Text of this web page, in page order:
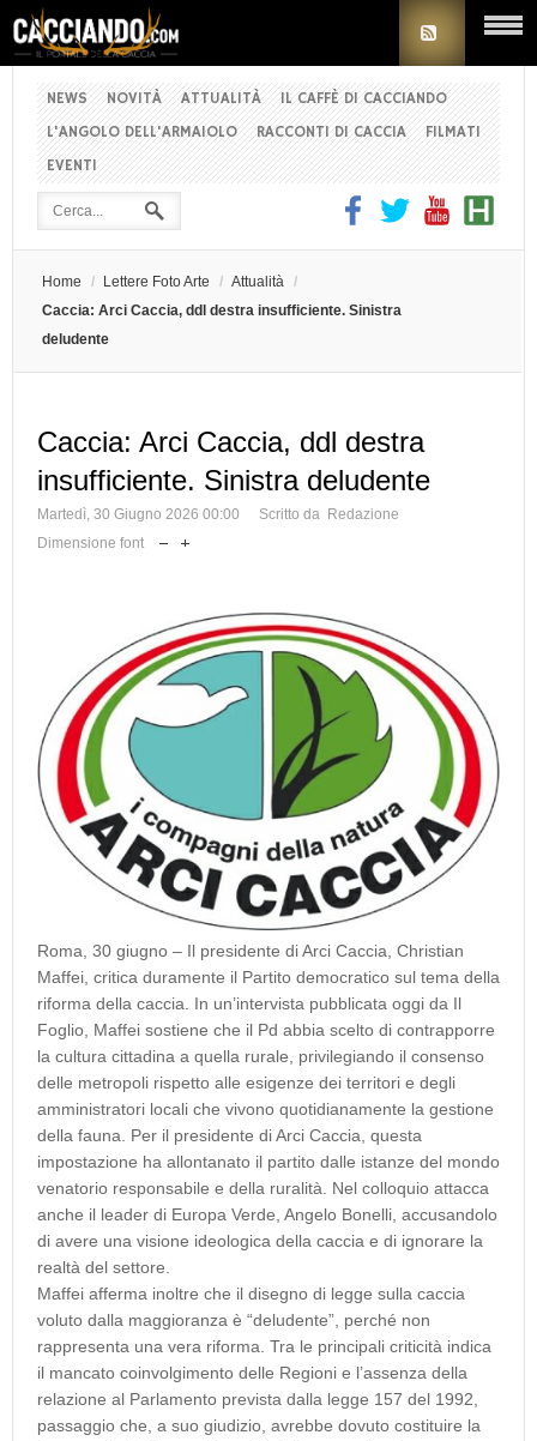
NEWS NOVITÀ ATTUALITÀ
IL CAFFÈ DI CACCIANDO
L'ANGOLO DELL'ARMAIOLO
RACCONTI DI CACCIA
FILMATI
EVENTI
Home / Lettere Foto Arte / Attualità /
Caccia: Arci Caccia, ddl destra insufficiente. Sinistra
deludente
Caccia: Arci Caccia, ddl destra
insufficiente. Sinistra deludente
Martedì, 30 Giugno 2026 00:00
Scritto da Redazione
Dimensione font
Roma, 30 giugno – Il presidente di Arci Caccia, Christian
Maffei, critica duramente il Partito democratico sul tema della
riforma della caccia. In un’intervista pubblicata oggi da Il
Foglio, Maffei sostiene che il Pd abbia scelto di contrapporre
la cultura cittadina a quella rurale, privilegiando il consenso
delle metropoli rispetto alle esigenze dei territori e degli
amministratori locali che vivono quotidianamente la gestione
della fauna. Per il presidente di Arci Caccia, questa
impostazione ha allontanato il partito dalle istanze del mondo
venatorio responsabile e della ruralità. Nel colloquio attacca
anche il leader di Europa Verde, Angelo Bonelli, accusandolo
di avere una visione ideologica della caccia e di ignorare la
realtà del settore.
Maffei afferma inoltre che il disegno di legge sulla caccia
voluto dalla maggioranza è “deludente”, perché non
rappresenta una vera riforma. Tra le principali criticità indica
il mancato coinvolgimento delle Regioni e l’assenza della
relazione al Parlamento prevista dalla legge 157 del 1992,
passaggio che, a suo giudizio, avrebbe dovuto costituire la